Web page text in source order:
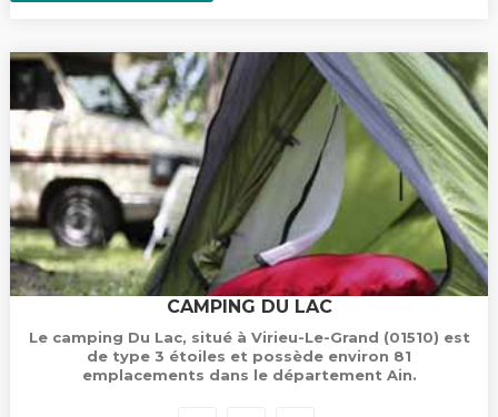
CAMPING DU LAC
Le camping Du Lac, situé à Virieu-Le-Grand (01510) est
de type 3 étoiles et possède environ 81
emplacements dans le département Ain.